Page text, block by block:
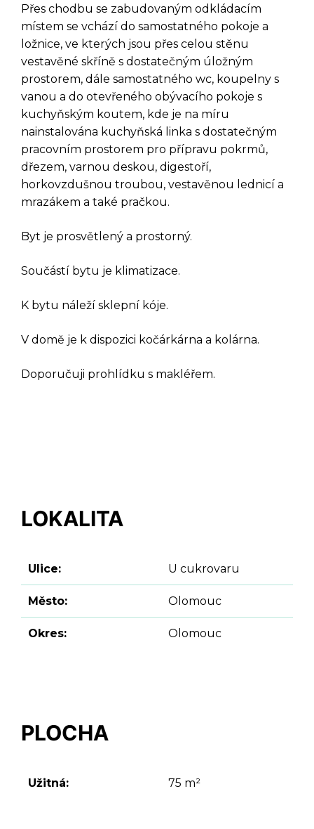
Přes chodbu se zabudovaným odkládacím
místem se vchází do samostatného pokoje a
ložnice, ve kterých jsou přes celou stěnu
vestavěné skříně s dostatečným úložným
prostorem, dále samostatného wc, koupelny s
vanou a do otevřeného obývacího pokoje s
kuchyňským koutem, kde je na míru
nainstalována kuchyňská linka s dostatečným
pracovním prostorem pro přípravu pokrmů,
dřezem, varnou deskou, digestoří,
horkovzdušnou troubou, vestavěnou lednicí a
mrazákem a také pračkou.
Byt je prosvětlený a prostorný.
Součástí bytu je klimatizace.
K bytu náleží sklepní kóje.
V domě je k dispozici kočárkárna a kolárna.
Doporučuji prohlídku s makléřem.
LOKALITA
Ulice: U cukrovaru
Město: Olomouc
Okres: Olomouc
PLOCHA
Užitná: 75 m²
DOTAZ K TÉTO